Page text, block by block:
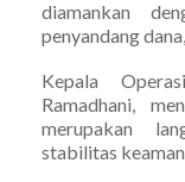
diamankan
penyandang
Kepala
Ramadhani,
merupakan
stabilitas